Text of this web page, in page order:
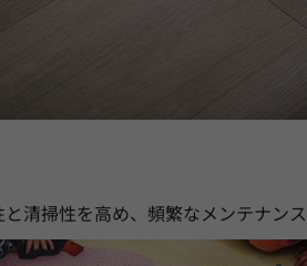
清掃性を高め、頻繁なメンテナンス